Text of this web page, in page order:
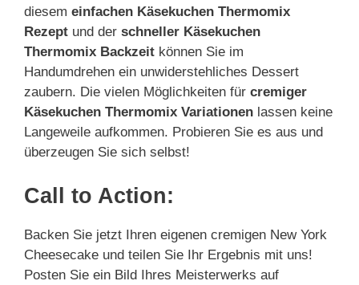
diesem einfachen Käsekuchen Thermomix
Rezept und der schneller Käsekuchen
Thermomix Backzeit können Sie im
Handumdrehen ein unwiderstehliches Dessert
zaubern. Die vielen Möglichkeiten für cremiger
Käsekuchen Thermomix Variationen lassen keine
Langeweile aufkommen. Probieren Sie es aus und
überzeugen Sie sich selbst!
Call to Action:
Backen Sie jetzt Ihren eigenen cremigen New York
Cheesecake und teilen Sie Ihr Ergebnis mit uns!
Posten Sie ein Bild Ihres Meisterwerks auf